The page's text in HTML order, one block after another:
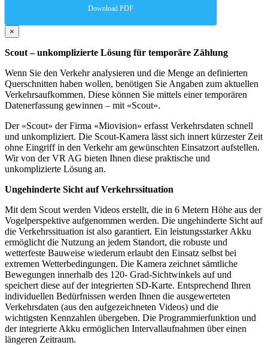
Download PDF
×
Scout – unkomplizierte Lösung für temporäre Zählung
Wenn Sie den Verkehr analysieren und die Menge an definierten
Querschnitten haben wollen, benötigen Sie Angaben zum aktuellen
Verkehrsaufkommen. Diese können Sie mittels einer temporären
Datenerfassung gewinnen – mit «Scout».
Der «Scout» der Firma «Miovision» erfasst Verkehrsdaten schnell
und unkompliziert. Die Scout-Kamera lässt sich innert kürzester Zeit
ohne Eingriff in den Verkehr am gewünschten Einsatzort aufstellen.
Wir von der VR AG bieten Ihnen diese praktische und
unkomplizierte Lösung an.
Ungehinderte Sicht auf Verkehrssituation
Mit dem Scout werden Videos erstellt, die in 6 Metern Höhe aus der
Vogelperspektive aufgenommen werden. Die ungehinderte Sicht auf
die Verkehrssituation ist also garantiert. Ein leistungsstarker Akku
ermöglicht die Nutzung an jedem Standort, die robuste und
wetterfeste Bauweise wiederum erlaubt den Einsatz selbst bei
extremen Wetterbedingungen. Die Kamera zeichnet sämtliche
Bewegungen innerhalb des 120- Grad-Sichtwinkels auf und
speichert diese auf der integrierten SD-Karte. Entsprechend Ihren
individuellen Bedürfnissen werden Ihnen die ausgewerteten
Verkehrsdaten (aus den aufgezeichneten Videos) und die
wichtigsten Kennzahlen übergeben. Die Programmierfunktion und
der integrierte Akku ermöglichen Intervallaufnahmen über einen
längeren Zeitraum.